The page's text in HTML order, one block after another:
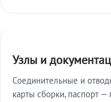
Узлы и
Соединительные и
карты сборки, паспорт —